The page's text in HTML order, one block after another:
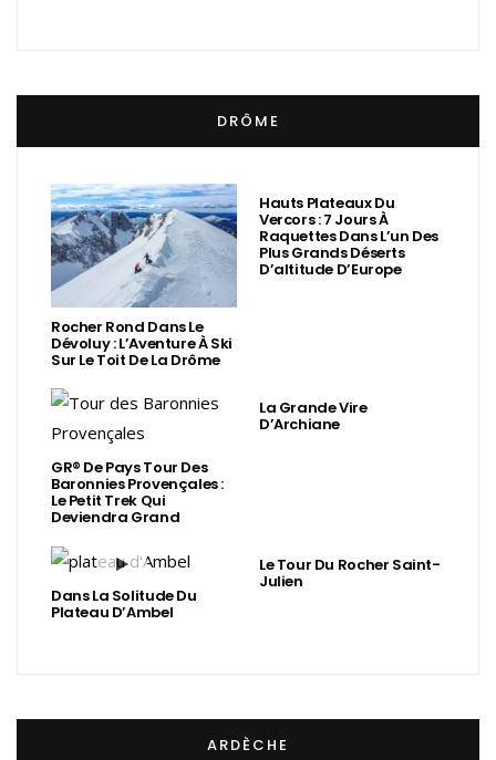
DRÔME
Rocher Rond Dans Le
Dévoluy : L’Aventure À Ski
Sur Le Toit De La Drôme
Hauts Plateaux Du
Vercors : 7 Jours À
Raquettes Dans L’un Des
Plus Grands Déserts
D’altitude D’Europe
GR® De Pays Tour Des
Baronnies Provençales :
Le Petit Trek Qui
Deviendra Grand
La Grande Vire
D’Archiane
Dans La Solitude Du
Plateau D’Ambel
Le Tour Du Rocher Saint-
Julien
ARDÈCHE